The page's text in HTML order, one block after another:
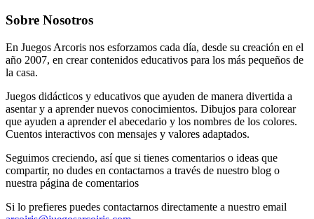
Sobre Nosotros
En Juegos Arcoris nos esforzamos cada día, desde su creación en el
año 2007, en crear contenidos educativos para los más pequeños de
la casa.
Juegos didácticos y educativos que ayuden de manera divertida a
asentar y a aprender nuevos conocimientos. Dibujos para colorear
que ayuden a aprender el abecedario y los nombres de los colores.
Cuentos interactivos con mensajes y valores adaptados.
Seguimos creciendo, así que si tienes comentarios o ideas que
compartir, no dudes en contactarnos a través de nuestro blog o
nuestra página de comentarios
Si lo prefieres puedes contactarnos directamente a nuestro email